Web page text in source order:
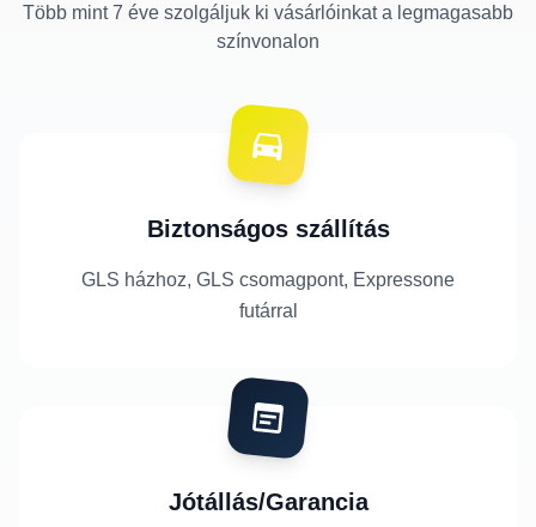
Több mint 7 éve szolgáljuk ki vásárlóinkat a legmagasabb
színvonalon
Biztonságos szállítás
GLS házhoz, GLS csomagpont, Expressone
futárral
Jótállás/Garancia